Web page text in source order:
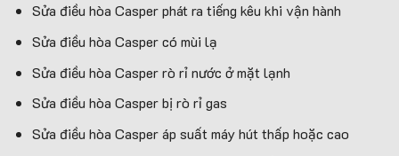
Sửa điều hòa Casper phát ra tiếng kêu khi vận hành
Sửa điều hòa Casper có mùi lạ
Sửa điều hòa Casper rò rỉ nước ở mặt lạnh
Sửa điều hòa Casper bị rò rỉ gas
Sửa điều hòa Casper áp suất máy hút thấp hoặc cao